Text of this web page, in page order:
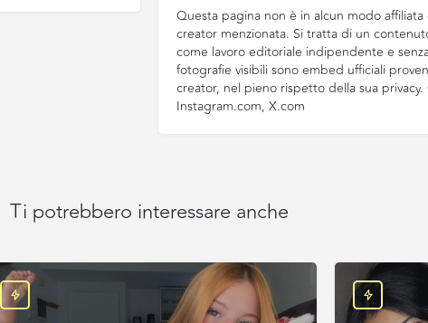
Questa pagina non è in alcun modo
creator menzionata. Si tratta di un
come lavoro editoriale indipendente e
fotografie visibili sono embed ufficiali
creator, nel pieno rispetto della sua
Instagram.com, X.com
Ti potrebbero interessare anche